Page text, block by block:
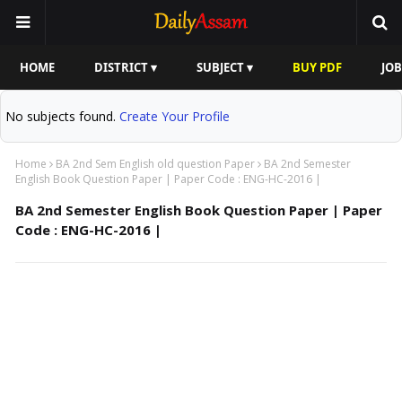
HOME DISTRICT ▾ SUBJECT ▾ BUY PDF
No subjects found. Create Your Profile
Home BA 2nd Sem English old question Paper
BA 2nd Semester
English Book Question Paper | Paper Code : ENG-HC-2016 |
BA 2nd Semester English Book Question Paper | Paper
Code : ENG-HC-2016 |